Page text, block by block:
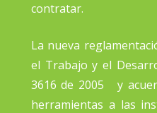
contratar.
La nueva
el Trabajo y el
3616 de 2005 y
herramientas a las